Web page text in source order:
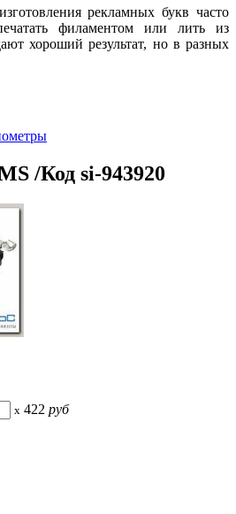
рекламных букв часто
филаментом или лить из
хороший результат, но в разных
/Код si-943920
x 422 руб